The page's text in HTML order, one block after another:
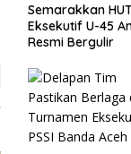
Semarakkan
Eksekutif U-45
Resmi Bergulir